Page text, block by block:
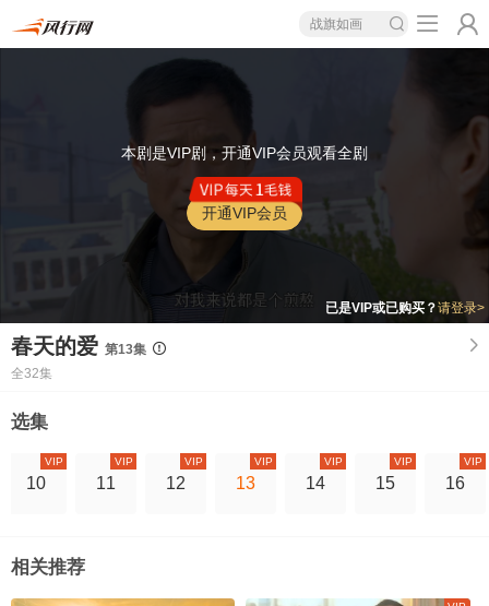
战旗如画
本剧是VIP剧，开通VIP会员观看全剧
开通VIP会员
已是VIP或已购买？请登录>
春天的爱 第13集
全32集
选集
10
VIP
11
VIP
12
VIP
13
VIP
14
VIP
15
VIP
16
VIP
相关推荐